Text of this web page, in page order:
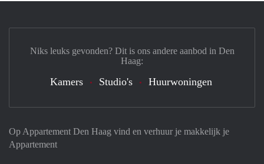
Op Appartement Den Haag vind en verhuur je makkelijk je
Appartement
Niks leuks gevonden? Dit is ons andere aanbod in Den
Haag:
Kamers Studio's Huurwoningen